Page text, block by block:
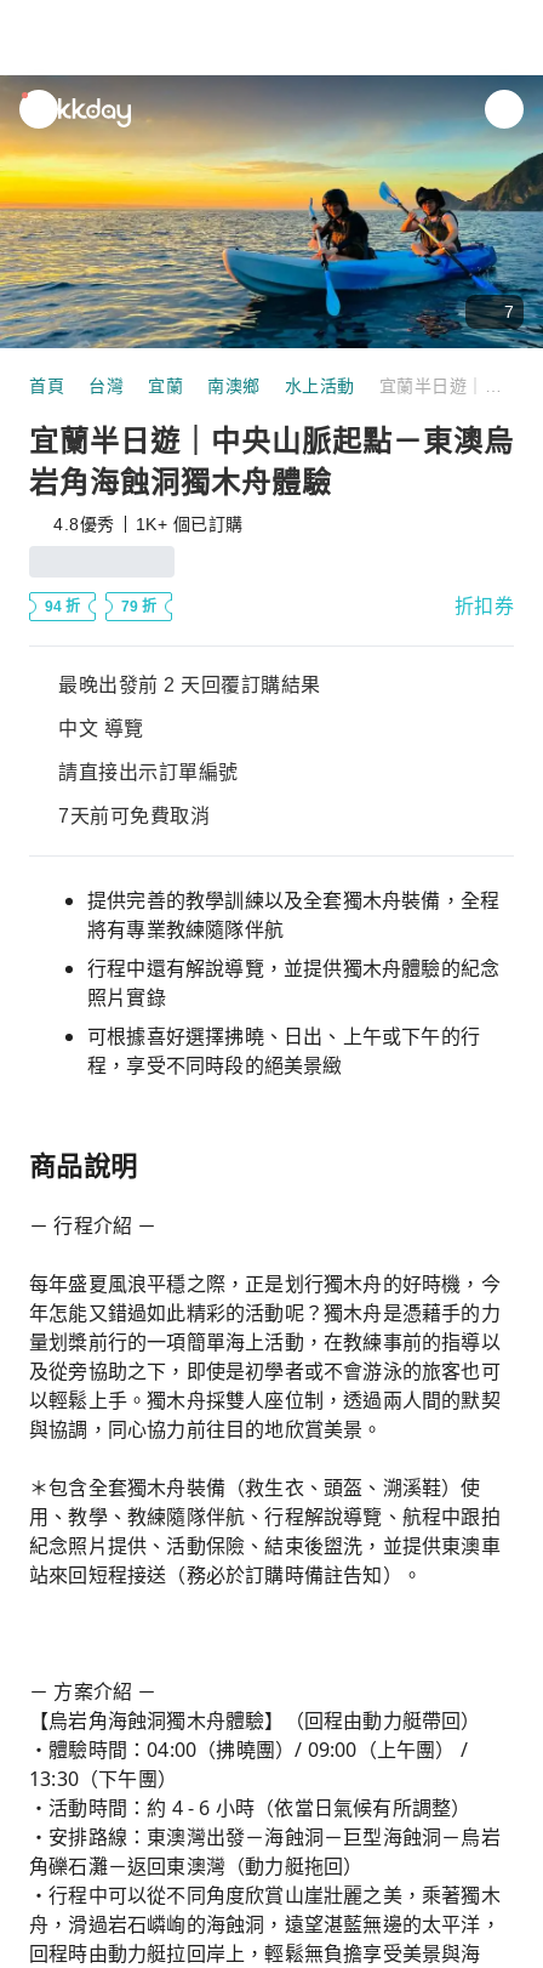
unread
notifications
7
首頁 台灣 宜蘭 南澳鄉 水上活動
宜蘭半日遊｜中央山脈起點－東澳烏
岩角海蝕洞獨木舟體驗
4.8優秀 1K+ 個已訂購
94 折 79 折 折扣券
最晚出發前 2 天回覆訂購結果
中文 導覽
請直接出示訂單編號
7天前可免費取消
提供完善的教學訓練以及全套獨木舟裝備，全程
將有專業教練隨隊伴航
行程中還有解說導覽，並提供獨木舟體驗的紀念
照片實錄
可根據喜好選擇拂曉、日出、上午或下午的行
程，享受不同時段的絕美景緻
商品說明
－ 行程介紹 －
每年盛夏風浪平穩之際，正是划行獨木舟的好時機，今
年怎能又錯過如此精彩的活動呢？獨木舟是憑藉手的力
量划槳前行的一項簡單海上活動，在教練事前的指導以
及從旁協助之下，即使是初學者或不會游泳的旅客也可
以輕鬆上手。獨木舟採雙人座位制，透過兩人間的默契
與協調，同心協力前往目的地欣賞美景。
＊包含全套獨木舟裝備（救生衣、頭盔、溯溪鞋）使
用、教學、教練隨隊伴航、行程解說導覽、航程中跟拍
紀念照片提供、活動保險、結束後盥洗，並提供東澳車
站來回短程接送（務必於訂購時備註告知）。
－ 方案介紹 －
【烏岩角海蝕洞獨木舟體驗】（回程由動力艇帶回）
・體驗時間：04:00（拂曉團）/ 09:00（上午團） /
13:30（下午團）
・活動時間：約 4 - 6 小時（依當日氣候有所調整）
・安排路線：東澳灣出發－海蝕洞－巨型海蝕洞－烏岩
角礫石灘－返回東澳灣（動力艇拖回）
・行程中可以從不同角度欣賞山崖壯麗之美，乘著獨木
舟，滑過岩石嶙峋的海蝕洞，遠望湛藍無邊的太平洋，
回程時由動力艇拉回岸上，輕鬆無負擔享受美景與海